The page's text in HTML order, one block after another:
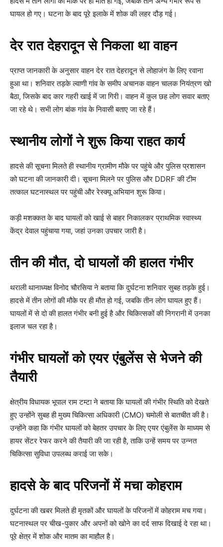
घायल हो गए। घटना के बाद पूरे इलाके में शोक की लहर दौड़ गई।
देर रात देहरादून से निकला था वाहन
प्राप्त जानकारी के अनुसार वाहन देर रात देहरादून से लोहाजंग के लिए रवाना
हुआ था। शनिवार तड़के ल्वाणी गांव के समीप अचानक वाहन चालक नियंत्रण खो
बैठा, जिसके बाद कार गहरी खाई में जा गिरी। वाहन में कुल छह लोग सवार बताए
जा रहे थे। सभी लोग बांक गांव के निवासी बताए जा रहे हैं।
स्थानीय लोगों ने शुरू किया राहत कार्य
हादसे की सूचना मिलते ही स्थानीय ग्रामीण मौके पर पहुंचे और पुलिस प्रशासन
को घटना की जानकारी दी। सूचना मिलने पर पुलिस और DDRF की टीम
तत्काल घटनास्थल पर पहुंची और रेस्क्यू अभियान शुरू किया।
कड़ी मशक्कत के बाद घायलों को खाई से बाहर निकालकर प्राथमिक स्वास्थ्य
केंद्र देवाल पहुंचाया गया, जहां उनका उपचार जारी है।
तीन की मौत, दो घायलों की हालत गंभीर
थराली थानाध्यक्ष विनोद चौरसिया ने बताया कि दुर्घटना शनिवार सुबह तड़के हुई।
हादसे में तीन लोगों की मौके पर ही मौत हो गई, जबकि तीन लोग घायल हुए हैं।
घायलों में से दो की हालत गंभीर बनी हुई है और चिकित्सकों की निगरानी में उनका
इलाज चल रहा है।
गंभीर घायलों को एयर एंबुलेंस से भेजने की
तैयारी
क्षेत्रीय विधायक भूपाल राम टम्टा ने बताया कि घायलों की गंभीर स्थिति को देखते
हुए उन्होंने सुबह ही मुख्य चिकित्सा अधिकारी (CMO) चमोली से बातचीत की है।
उन्होंने कहा कि गंभीर घायलों को बेहतर उपचार के लिए एयर एंबुलेंस के माध्यम से
हायर सेंटर रेफर करने की तैयारी की जा रही है, ताकि उन्हें समय पर उन्नत
चिकित्सा सुविधा उपलब्ध कराई जा सके।
हादसे के बाद परिजनों में मचा कोहराम
दुर्घटना की खबर मिलते ही मृतकों और घायलों के परिजनों में कोहराम मच गया।
घटनास्थल पर चीख-पुकार और अपनों को खोने का दर्द साफ दिखाई दे रहा था।
पूरे क्षेत्र में शोक और मातम का माहौल है।